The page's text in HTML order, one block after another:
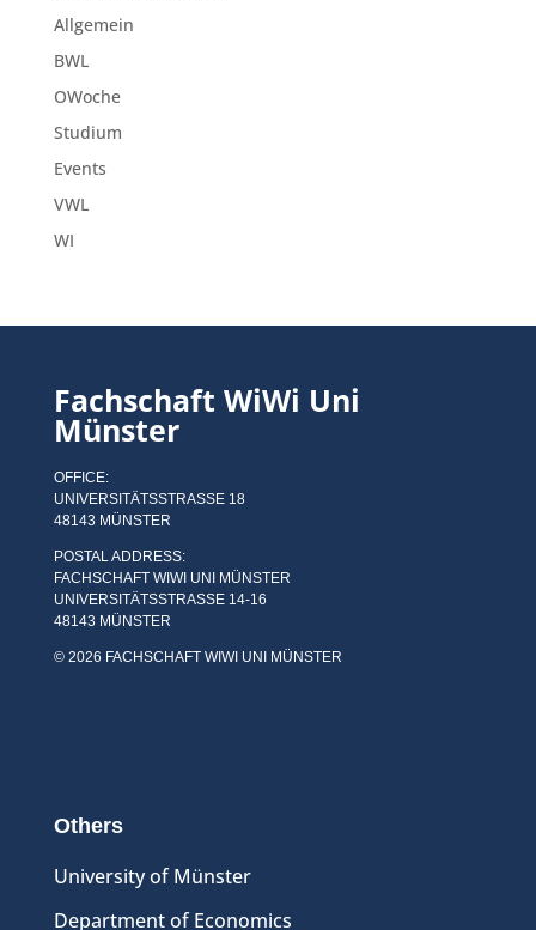
Allgemein
BWL
OWoche
Studium
Events
VWL
WI
Fachschaft WiWi Uni
Münster
OFFICE:
UNIVERSITÄTSSTRASSE 18
48143 MÜNSTER
POSTAL ADDRESS:
FACHSCHAFT WIWI UNI MÜNSTER
UNIVERSITÄTSSTRASSE 14-16
48143 MÜNSTER
© 2026 FACHSCHAFT WIWI UNI MÜNSTER
Others
University of Münster
Department of Economics